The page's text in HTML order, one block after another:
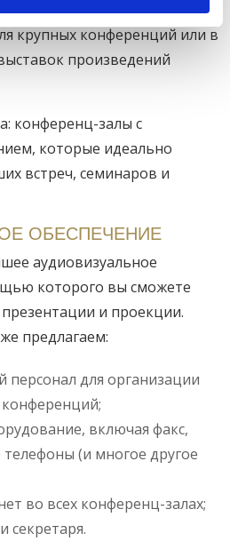
оборудованием.
крупных конференций или в
произведений
конференц-залы с
которые идеально
встреч, семинаров и
ОБЕСПЕЧЕНИЕ
аудиовизуальное
которого вы сможете
и проекции.
предлагаем:
для организации
включая факс,
(и многое другое
во всех конференц-залах;
секретаря.